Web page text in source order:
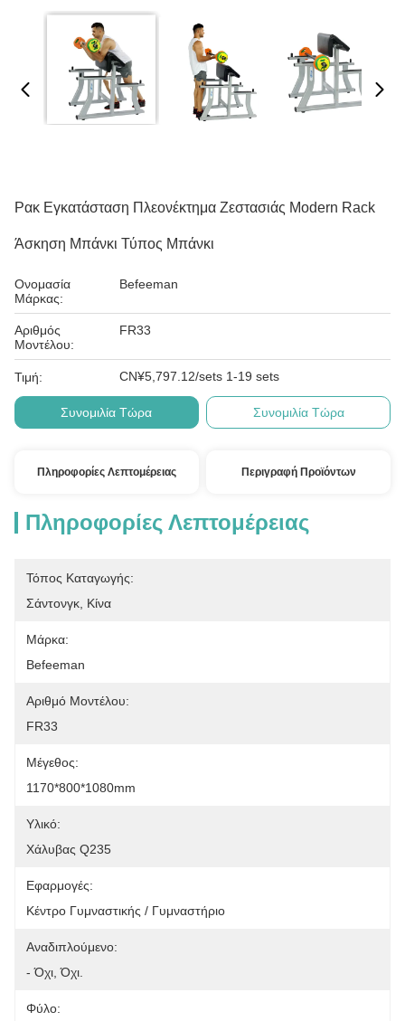
Ρακ Εγκατάσταση Πλεονέκτημα Ζεστασιάς Modern Rack
Άσκηση Μπάνκι Τύπος Μπάνκι
Ονομασία
Μάρκας:
Befeeman
Αριθμός
Μοντέλου:
FR33
Τιμή: CN¥5,797.12/sets 1-19 sets
Συνομιλία Τώρα Συνομιλία Τώρα
Πληροφορίες Λεπτομέρειας Περιγραφή Προϊόντων
Πληροφορίες Λεπτομέρειας
Τόπος Καταγωγής:
Σάντονγκ, Κίνα
Μάρκα:
Befeeman
Αριθμό Μοντέλου:
FR33
Μέγεθος:
1170*800*1080mm
Υλικό:
Χάλυβας Q235
Εφαρμογές:
Κέντρο Γυμναστικής / Γυμναστήριο
Αναδιπλούμενο:
- Όχι, Όχι.
Φύλο: